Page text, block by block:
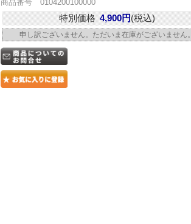
商品番号 0104200100000
特別価格 4,900円(税込)
申し訳ございません。ただいま在庫がございません。